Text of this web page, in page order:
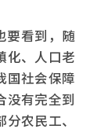
要看到，随
化、人口老
国社会保障
没有完全到
农民工、